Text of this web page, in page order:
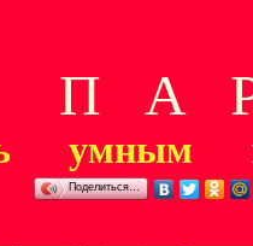
А Р
умным
Поделиться…